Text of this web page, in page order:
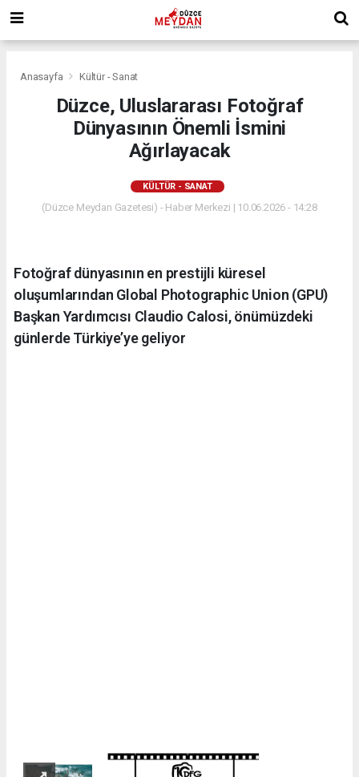
Anasayfa Kültür - Sanat
Düzce, Uluslararası Fotoğraf
Dünyasının Önemli İsmini
Ağırlayacak
KÜLTÜR - SANAT
(Düzce Meydan Gazetesi) - Haber Merkezi | 10.06.2026 - 14:28
Fotoğraf dünyasının en prestijli küresel
oluşumlarından Global Photographic Union (GPU)
Başkan Yardımcısı Claudio Calosi, önümüzdeki
günlerde Türkiye’ye geliyor